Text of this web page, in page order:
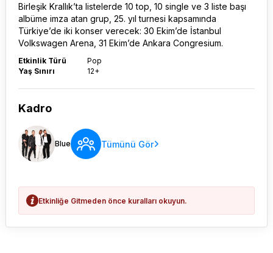
Birleşik Krallık’ta listelerde 10 top, 10 single ve 3 liste başı
albüme imza atan grup, 25. yıl turnesi kapsamında
Türkiye’de iki konser verecek: 30 Ekim’de İstanbul
Volkswagen Arena, 31 Ekim’de Ankara Congresium.
Etkinlik Türü
Pop
Yaş Sınırı
12+
Kadro
Blue Tümünü Gör
Etkinliğe Gitmeden önce kuralları okuyun.